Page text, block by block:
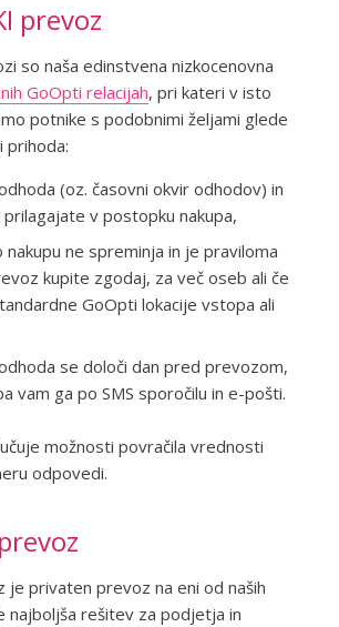
prevoz
so naša edinstvena nizkocenovna
GoOpti relacijah, pri kateri v isto
potnike s podobnimi željami glede
prihoda:
(oz. časovni okvir odhodov) in
prilagajate v postopku nakupa,
nakupu ne spreminja in je praviloma
kupite zgodaj, za več oseb ali če
GoOpti lokacije vstopa ali
se določi dan pred prevozom,
vam ga po SMS sporočilu in e-pošti.
možnosti povračila vrednosti
odpovedi.
je privaten prevoz na eni od naših
najboljša rešitev za podjetja in